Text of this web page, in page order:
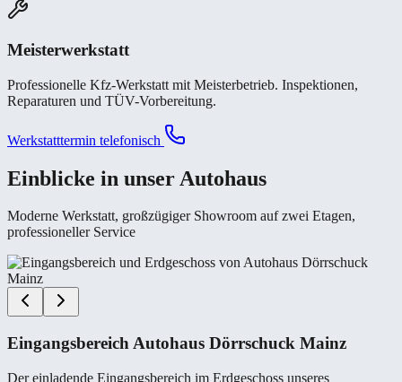
Meisterwerkstatt
Professionelle Kfz-Werkstatt mit Meisterbetrieb. Inspektionen,
Reparaturen und TÜV-Vorbereitung.
Werkstatttermin telefonisch
Einblicke in unser Autohaus
Moderne Werkstatt, großzügiger Showroom auf zwei Etagen,
professioneller Service
Eingangsbereich Autohaus Dörrschuck Mainz
Der einladende Eingangsbereich im Erdgeschoss unseres